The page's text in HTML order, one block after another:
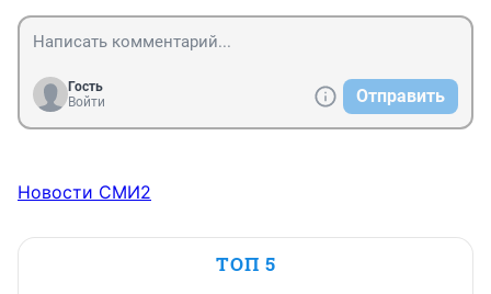
Гость
Войти
Отправить
Новости СМИ2
ТОП 5